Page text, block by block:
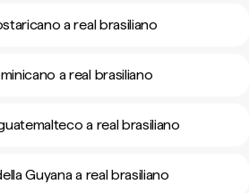
a real brasiliano
a real brasiliano
a real brasiliano
Guyana a real brasiliano